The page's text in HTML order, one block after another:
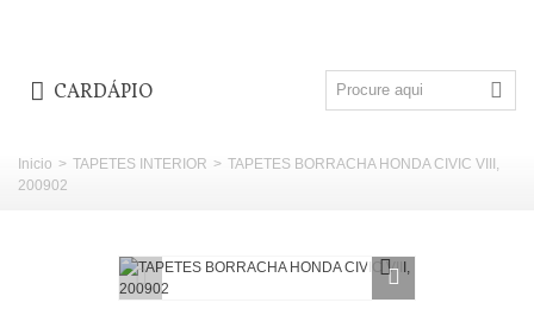
CARDÁPIO
Inicio > TAPETES INTERIOR > TAPETES BORRACHA HONDA CIVIC VIII,
200902